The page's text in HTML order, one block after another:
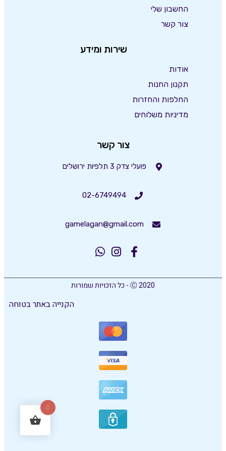
החשבון שלי
צור קשר
שירות ומידע
אודות
תקנון החנות
החלפות והחזרות
מדיניות משלוחים
צור קשר
פועלי צדק 3 תלפיות ירושלים
02-6749494
gamelagan@gmail.com
Ⓒ 2020 - כל הזכויות שמורות
הקנייה באתר בטוחה
0